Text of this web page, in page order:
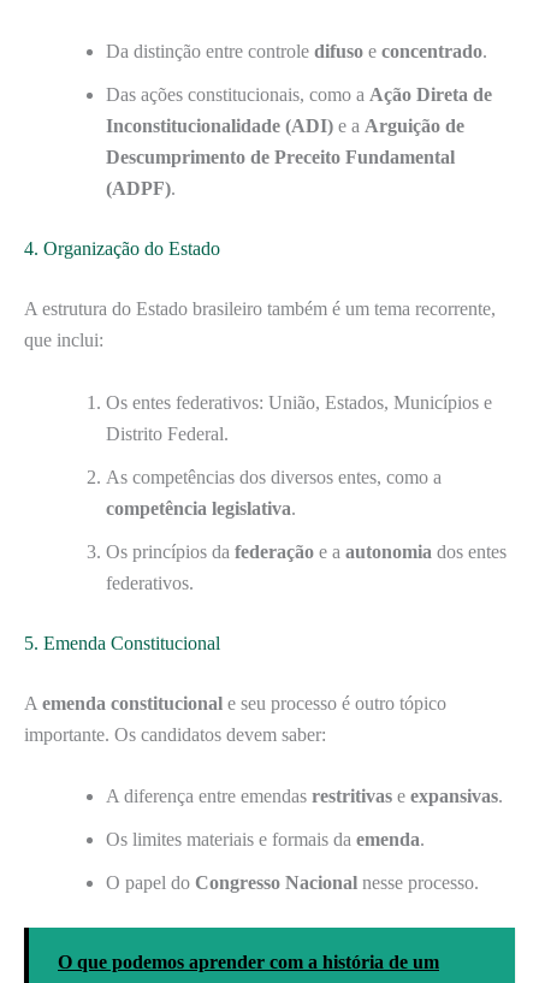
Da distinção entre controle difuso e concentrado.
Das ações constitucionais, como a Ação Direta de
Inconstitucionalidade (ADI) e a Arguição de
Descumprimento de Preceito Fundamental
(ADPF).
4. Organização do Estado
A estrutura do Estado brasileiro também é um tema recorrente,
que inclui:
Os entes federativos: União, Estados, Municípios e
Distrito Federal.
As competências dos diversos entes, como a
competência legislativa.
Os princípios da federação e a autonomia dos entes
federativos.
5. Emenda Constitucional
A emenda constitucional e seu processo é outro tópico
importante. Os candidatos devem saber:
A diferença entre emendas restritivas e expansivas.
Os limites materiais e formais da emenda.
O papel do Congresso Nacional nesse processo.
O que podemos aprender com a história de um